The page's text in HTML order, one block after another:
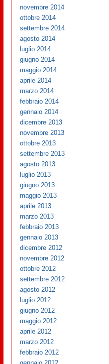
novembre 2014
ottobre 2014
settembre 2014
agosto 2014
luglio 2014
giugno 2014
maggio 2014
aprile 2014
marzo 2014
febbraio 2014
gennaio 2014
dicembre 2013
novembre 2013
ottobre 2013
settembre 2013
agosto 2013
luglio 2013
giugno 2013
maggio 2013
aprile 2013
marzo 2013
febbraio 2013
gennaio 2013
dicembre 2012
novembre 2012
ottobre 2012
settembre 2012
agosto 2012
luglio 2012
giugno 2012
maggio 2012
aprile 2012
marzo 2012
febbraio 2012